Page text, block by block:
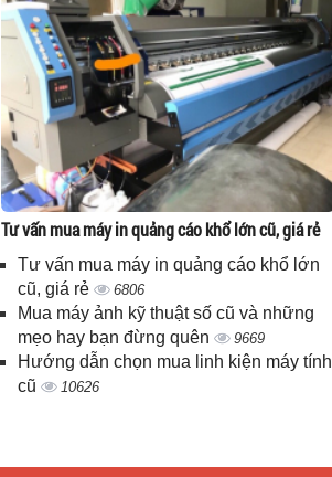
Tư vấn mua máy in quảng cáo khổ lớn cũ, giá rẻ
Tư vấn mua máy in quảng cáo khổ lớn
cũ, giá rẻ
6806
Mua máy ảnh kỹ thuật số cũ và những
mẹo hay bạn đừng quên
9669
Hướng dẫn chọn mua linh kiện máy tính
cũ
10626